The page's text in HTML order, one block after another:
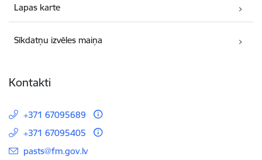
Lapas karte
Sīkdatņu izvēles maiņa
Kontakti
+371 67095689
+371 67095405
E-pasts:
pasts@fm.gov.lv